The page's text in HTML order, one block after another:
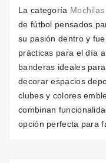
La categoría
de fútbol pensados
su pasión dentro y
prácticas para el día
banderas ideales
decorar espacios
clubes y colores
combinan
opción perfecta para